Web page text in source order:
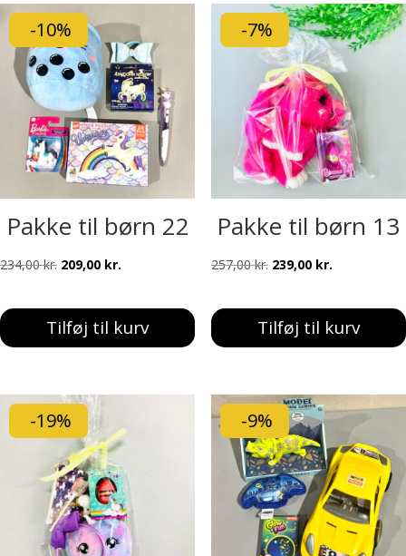
-10%
Pakke til børn 22
234,00kr. Den
pris
var:
209,00 kr.
pris
er:
Tilføj til kurv
-7%
Pakke til børn 13
257,00kr. Den
pris
var:
239,00 kr.
pris
er:
Tilføj til kurv
-19% -9%